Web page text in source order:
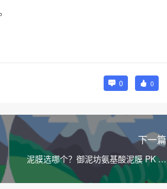
0 0
下一篇
泥膜选哪个？御泥坊氨基酸泥膜 PK 科
颜氏白泥面膜